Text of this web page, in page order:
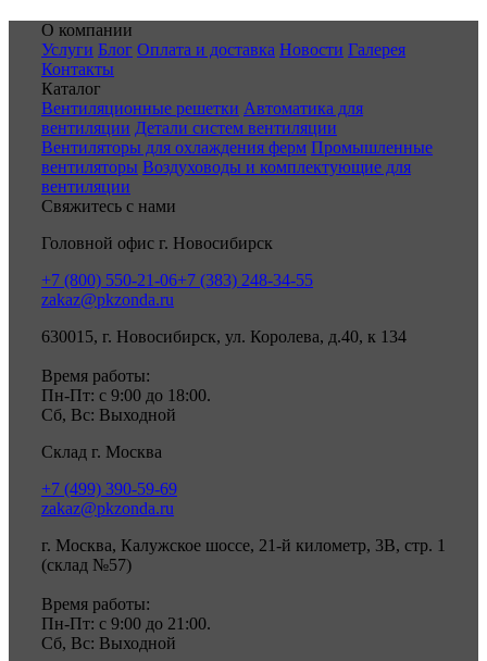
О компании
Услуги Блог Оплата и доставка Новости Галерея
Контакты
Каталог
Вентиляционные решетки Автоматика для
вентиляции Детали систем вентиляции
Вентиляторы для охлаждения ферм Промышленные
вентиляторы Воздуховоды и комплектующие для
вентиляции
Свяжитесь с нами
Головной офис г. Новосибирск
+7 (800) 550-21-06+7 (383) 248-34-55
zakaz@pkzonda.ru
630015, г. Новосибирск, ул. Королева, д.40, к 134
Время работы:
Пн-Пт: с 9:00 до 18:00.
Сб, Вс: Выходной
Склад г. Москва
+7 (499) 390-59-69
zakaz@pkzonda.ru
г. Москва, Калужское шоссе, 21-й километр, 3В, стр. 1
(склад №57)
Время работы:
Пн-Пт: с 9:00 до 21:00.
Сб, Вс: Выходной